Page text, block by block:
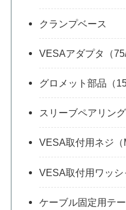
クランプベース
VESAアダプタ（
グロメット部品（
スリーブペアリン
VESA取付用ネジ（
VESA取付用ワッシ
ケーブル固定用テ